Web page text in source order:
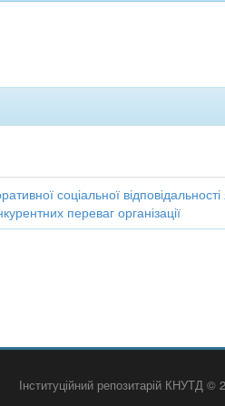
соціальної
переваг організації
Інституційний репозитарій КНУТД ©